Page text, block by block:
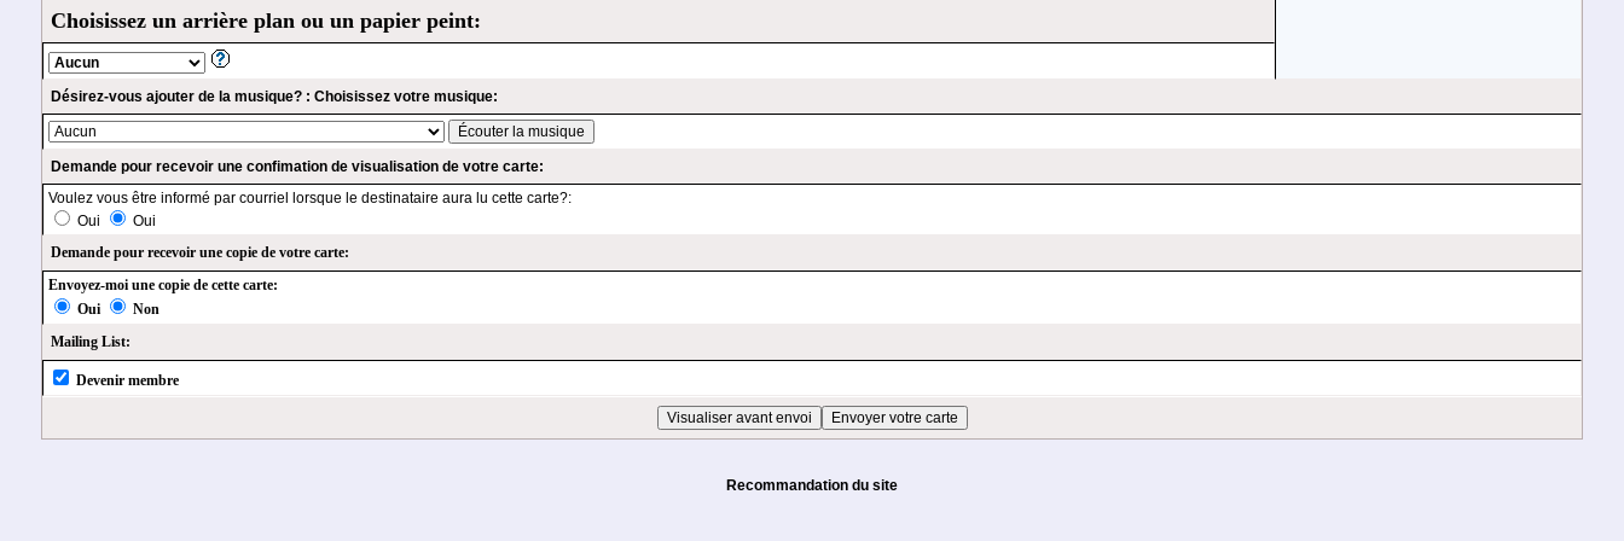
Choisissez un arrière plan ou un papier peint:
Désirez-vous ajouter de la musique? : Choisissez votre musique:
Demande pour recevoir une confimation de visualisation de votre carte:
Voulez vous être informé par courriel lorsque le destinataire aura lu cette carte?:
Oui
Oui
Demande pour recevoir une copie de votre carte:
Envoyez-moi une copie de cette carte:
Oui
Non
Mailing List:
Devenir membre
Recommandation du site